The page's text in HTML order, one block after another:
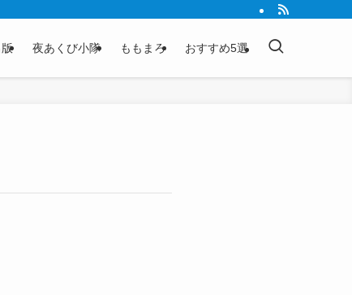
夜あくび小隊 ももまろ おすすめ5選